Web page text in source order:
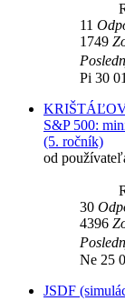
11
1749
Pi 30
S&P 500:
(5. ročník)
od
30
4396
Ne 25
JSDF